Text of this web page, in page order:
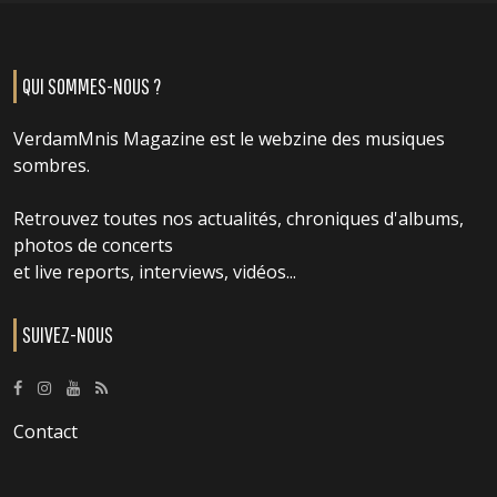
QUI SOMMES-NOUS ?
VerdamMnis Magazine est le webzine des musiques
sombres.
Retrouvez toutes nos actualités, chroniques d'albums,
photos de concerts
et live reports, interviews, vidéos...
SUIVEZ-NOUS
Contact